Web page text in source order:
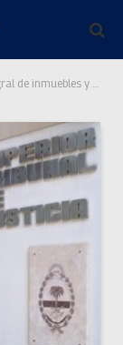
contenido de propiedad